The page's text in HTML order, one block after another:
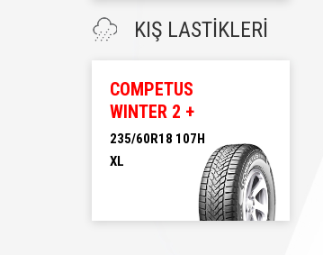
KIŞ LASTİKLERİ
COMPETUS
WINTER 2 +
235/60R18 107H
XL